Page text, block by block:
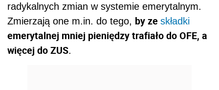
radykalnych zmian w systemie emerytalnym.
Zmierzają one m.in. do tego, by ze składki
emerytalnej mniej pieniędzy trafiało do OFE, a
więcej do ZUS.